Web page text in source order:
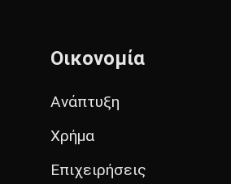
Οικονομία
Ανάπτυξη
Χρήμα
Επιχειρήσεις